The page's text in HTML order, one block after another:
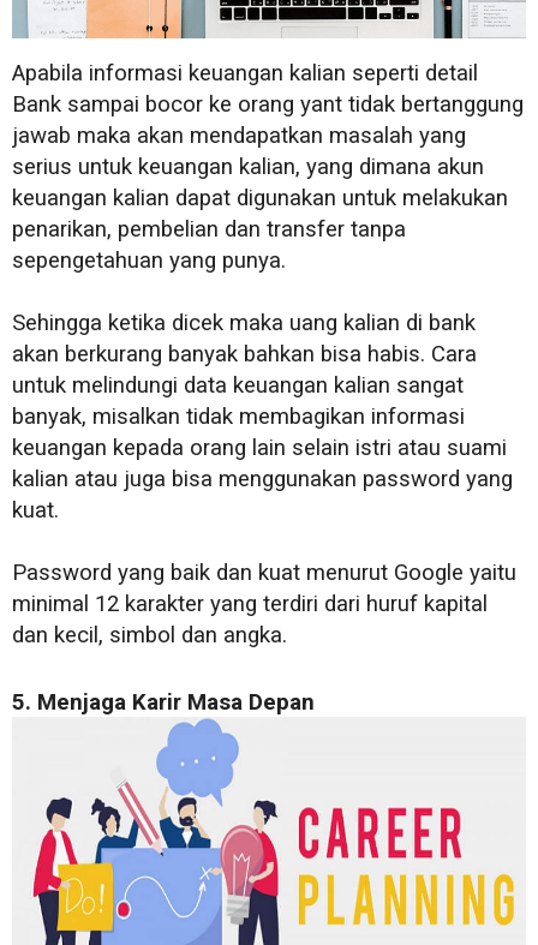
Apabila informasi keuangan kalian seperti detail
Bank sampai bocor ke orang yant tidak bertanggung
jawab maka akan mendapatkan masalah yang
serius untuk keuangan kalian, yang dimana akun
keuangan kalian dapat digunakan untuk melakukan
penarikan, pembelian dan transfer tanpa
sepengetahuan yang punya.
Sehingga ketika dicek maka uang kalian di bank
akan berkurang banyak bahkan bisa habis. Cara
untuk melindungi data keuangan kalian sangat
banyak, misalkan tidak membagikan informasi
keuangan kepada orang lain selain istri atau suami
kalian atau juga bisa menggunakan password yang
kuat.
Password yang baik dan kuat menurut Google yaitu
minimal 12 karakter yang terdiri dari huruf kapital
dan kecil, simbol dan angka.
5. Menjaga Karir Masa Depan